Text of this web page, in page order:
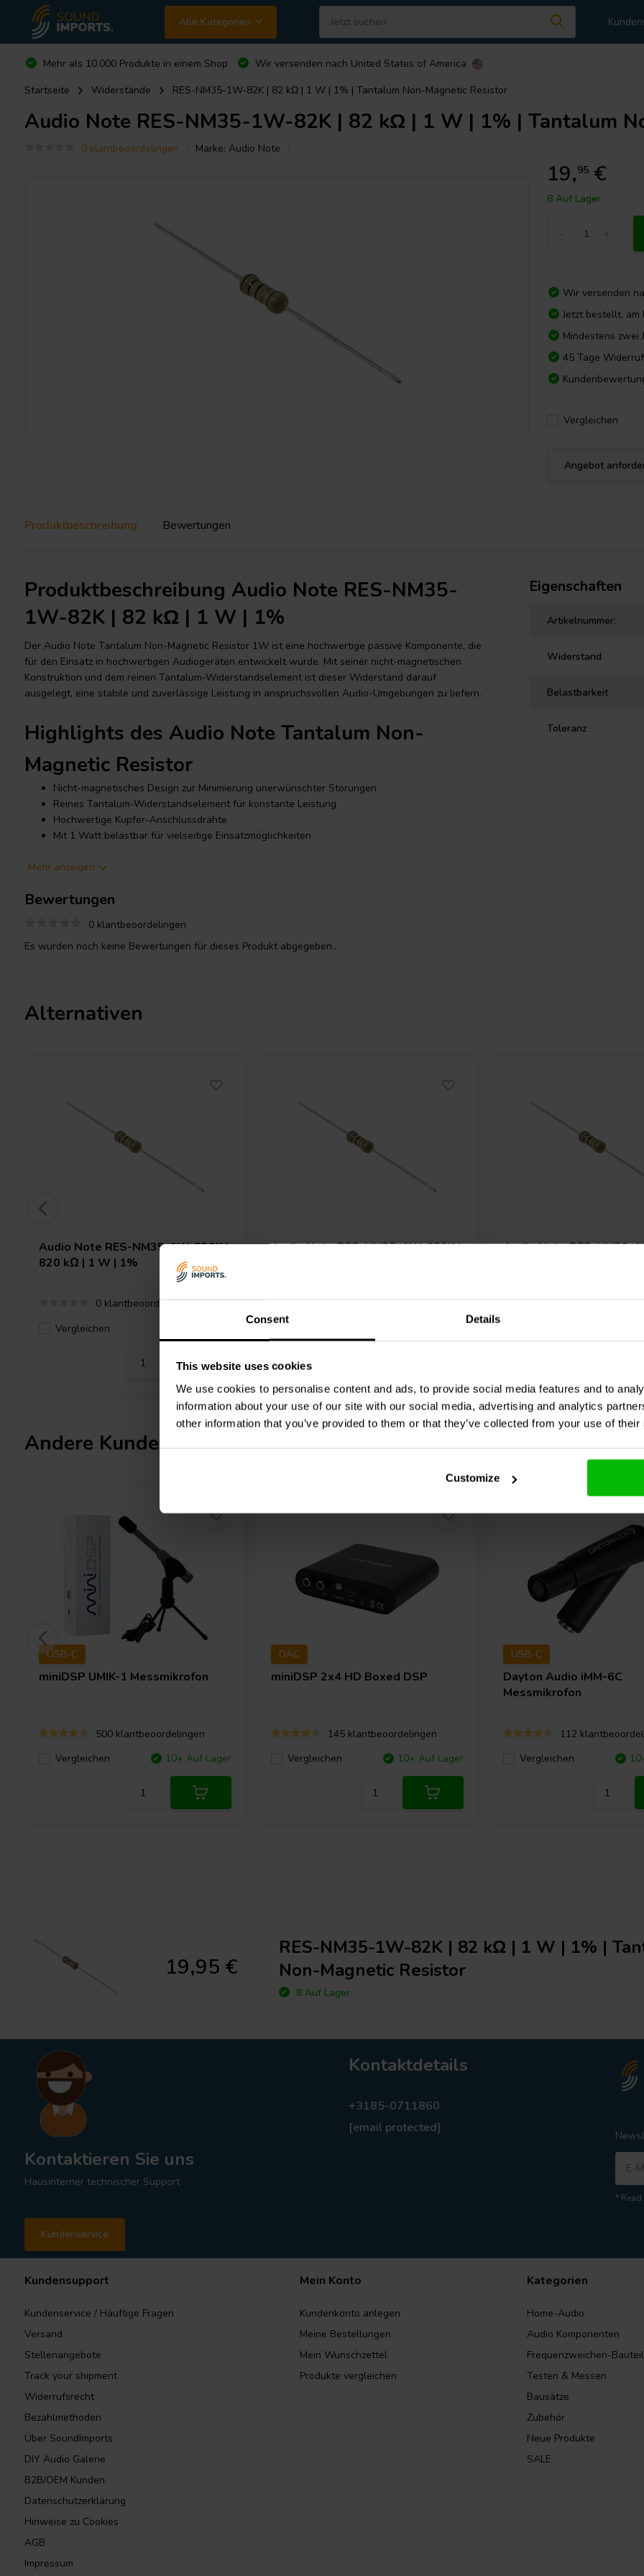
Consent Details
This website uses cookies
We use cookies to personalise content and ads, to provide social media features and to
information about your use of our site with our social media, advertising and analytics
other information that you’ve provided to them or that they’ve collected from your use of
Customize
Alle Kategorien
Mehr als 10.000 Produkte in einem Shop Wir versenden nach United States of America
Startseite
Widerstände RES-NM35-1W-82K | 82 kΩ | 1 W | 1% | Tantalum Non-Magnetic Resistor
Audio Note RES-NM35-1W-82K | 82 kΩ | 1 W | 1% | Tantalum
0 klantbeoordelingen Marke: Audio Note
19,95 €
8 Auf Lager
Wir versenden
Jetzt bestellt,
Mindestens zwei
45 Tage
Vergleichen
Angebot
Produktbeschreibung Bewertungen
Produktbeschreibung Audio Note RES-NM35-
1W-82K | 82 kΩ | 1 W | 1%
Der Audio Note Tantalum Non-Magnetic Resistor 1W ist eine hochwertige passive Komponente, die
für den Einsatz in hochwertigen Audiogeräten entwickelt wurde. Mit seiner nicht-magnetischen
Konstruktion und dem reinen Tantalum-Widerstandselement ist dieser Widerstand darauf
ausgelegt, eine stabile und zuverlässige Leistung in anspruchsvollen Audio-Umgebungen zu liefern.
Highlights des Audio Note Tantalum Non-
Magnetic Resistor
Nicht-magnetisches Design zur Minimierung unerwünschter Störungen
Reines Tantalum-Widerstandselement für konstante Leistung
Hochwertige Kupfer-Anschlussdrähte
Mit 1 Watt belastbar für vielseitige Einsatzmöglichkeiten
Produktdetails Audio Note Tantalum Non-
Magnetic Resistor
Tantalum Non-Magnetic Resistor 1W
eine Vielzahl von Audio- und Elektronikanwendungen, insbesondere dort, wo niedrige
Reparaturen sowohl in professionellen als auch in Hobby-Anwendungen. Seine robuste Bauweise
und die sorgfältige Materialauswahl machen ihn zur bevorzugten Option in Schaltungen, bei denen
Leistung und Langlebigkeit wichtig sind. Dieser Widerstand ist zudem mit einer Vielzahl von
Frequenzweichen-Bauteilen
und anderen passiven Elementen kompatibel und bietet so Flexibilität
für individuelle Elektronik-Designs.
Mehr anzeigen
Eigenschaften
Artikelnummer:
Widerstand
Belastbarkeit
Toleranz
Bewertungen
0 klantbeoordelingen
Es wurden noch keine Bewertungen für dieses Produkt abgegeben..
Alternativen
Audio Note RES-NM35-1W-820K |
820 kΩ | 1 W | 1%
0 klantbeoordelingen
Vergleichen
Audio NoteRES-NM35-1W-680K |
0 klantbeoordelingen
Audio NoteRES-NM39-
0
Andere Kunden kauften auch
USB-C
miniDSP UMIK-1 Messmikrofon
500 klantbeoordelingen
Vergleichen
10+ Auf Lager
DAC
miniDSP 2x4 HD Boxed DSP
145 klantbeoordelingen
Vergleichen
10+ Auf Lager
USB-C
Dayton Audio iMM-6C
Messmikrofon
112
Vergleichen
19,95 €
RES-NM35-1W-82K | 82 kΩ | 1 W | 1% |
Non-Magnetic Resistor
8 Auf Lager
Kontaktieren Sie uns
Hausinterner technischer Support
Kundenservice
Kontaktdetails
+3185-0711860
[email protected]
*
Kundensupport
Kundenservice / Häuftige Fragen
Versand
Stellenangebote
Track your shipment
Widerrufsrecht
Bezahlmethoden
Über SoundImports
DIY Audio Galerie
B2B/OEM Kunden
Datenschutzerklärung
Hinweise zu Cookies
AGB
Impressum
Mein Konto
Kundenkonto anlegen
Meine Bestellungen
Mein Wunschzettel
Produkte vergleichen
Kategorien
Home-Audio
Audio Komponenten
Frequenzweichen-
Testen & Messen
Bausätze
Zubehör
Neue Produkte
SALE